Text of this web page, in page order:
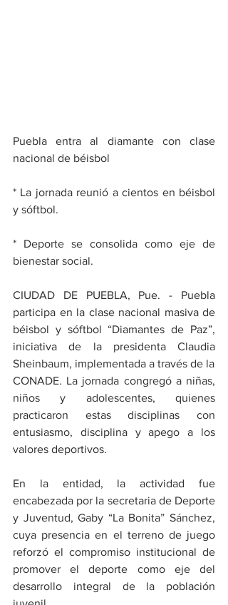
Puebla entra al diamante con clase
nacional de béisbol
* La jornada reunió a cientos en béisbol
y sóftbol.
* Deporte se consolida como eje de
bienestar social.
CIUDAD DE PUEBLA, Pue. - Puebla
participa en la clase nacional masiva de
béisbol y sóftbol “Diamantes de Paz”,
iniciativa de la presidenta Claudia
CONADE. La jornada congregó a niñas,
niños y adolescentes, quienes
practicaron estas disciplinas con
entusiasmo, disciplina y apego a los
valores deportivos.
En la entidad, la actividad fue
encabezada por la secretaria de Deporte
y Juventud, Gaby “La Bonita” Sánchez,
cuya presencia en el terreno de juego
reforzó el compromiso institucional de
promover el deporte como eje del
desarrollo integral de la población